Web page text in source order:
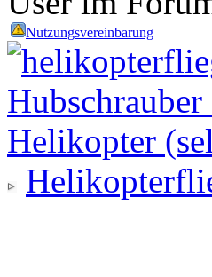
Nutzungsvereinbarung